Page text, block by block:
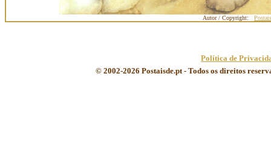
Autor / Copyright:
Política de
© 2002-2026 Postaisde.pt - Todos os direitos